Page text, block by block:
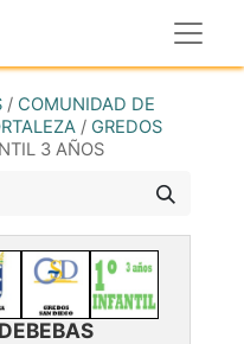
/ COMUNIDAD DE
/ GREDOS
3 AÑOS